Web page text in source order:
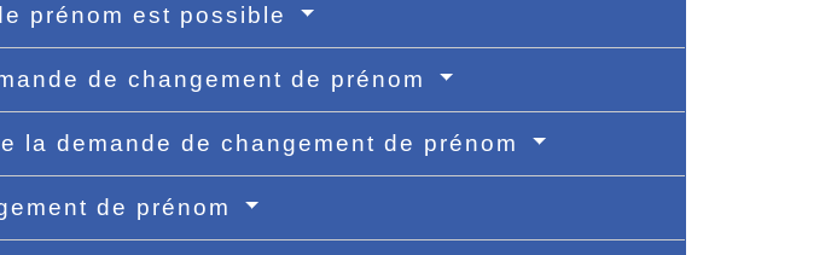
prénom est possible
de changement de prénom
la demande de changement de prénom
de prénom